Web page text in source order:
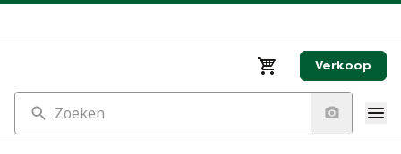
Verkoop
Zoeken